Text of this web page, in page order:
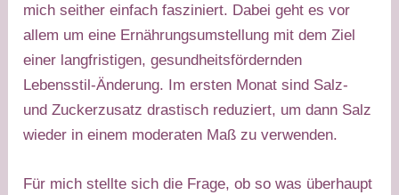
mich seither einfach fasziniert. Dabei geht es vor
allem um eine Ernährungsumstellung mit dem Ziel
einer langfristigen, gesundheitsfördernden
Lebensstil-Änderung. Im ersten Monat sind Salz-
und Zuckerzusatz drastisch reduziert, um dann Salz
wieder in einem moderaten Maß zu verwenden.​
Für mich stellte sich die Frage, ob so was überhaupt